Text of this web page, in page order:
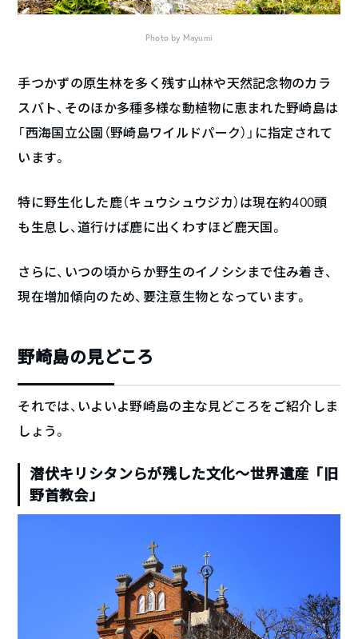
Photo by Mayumi
手つかずの原生林を多く残す山林や天然記念物のカラ
スバト、そのほか多種多様な動植物に恵まれた野崎島は
「西海国立公園（野崎島ワイルドパーク）」に指定されて
います。
特に野生化した鹿（キュウシュウジカ）は現在約400頭
も生息し、道行けば鹿に出くわすほど鹿天国。
さらに、いつの頃からか野生のイノシシまで住み着き、
現在増加傾向のため、要注意生物となっています。
野崎島の見どころ
それでは、いよいよ野崎島の主な見どころをご紹介しま
しょう。
潜伏キリシタンらが残した文化～世界遺産「旧
野首教会」